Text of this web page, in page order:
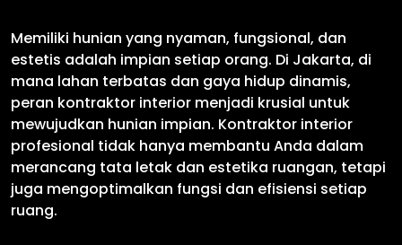
Memiliki hunian yang nyaman, fungsional, dan
estetis adalah impian setiap orang. Di Jakarta, di
mana lahan terbatas dan gaya hidup dinamis,
peran kontraktor interior menjadi krusial untuk
mewujudkan hunian impian. Kontraktor interior
profesional tidak hanya membantu Anda dalam
merancang tata letak dan estetika ruangan, tetapi
juga mengoptimalkan fungsi dan efisiensi setiap
ruang.